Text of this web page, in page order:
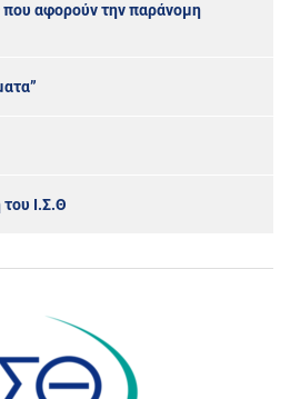
που αφορούν την παράνομη
Ι.Σ.Θ